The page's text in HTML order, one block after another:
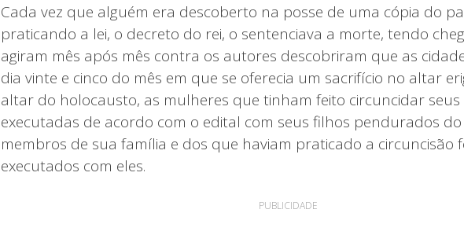
Cada vez que alguém era descoberto na posse de uma cópia do
praticando a lei, o decreto do rei, o sentenciava a morte, tendo
agiram mês após mês contra os autores descobriram que as
dia vinte e cinco do mês em que se oferecia um sacrifício no altar
altar do holocausto, as mulheres que tinham feito circuncidar
executadas de acordo com o edital com seus filhos pendurados do
membros de sua família e dos que haviam praticado a circuncisão
executados com eles.
PUBLICIDADE